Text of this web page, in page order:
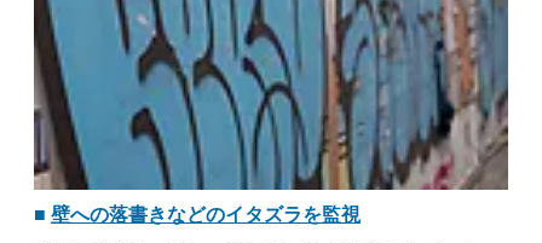
壁への落書きなどのイタズラを監視